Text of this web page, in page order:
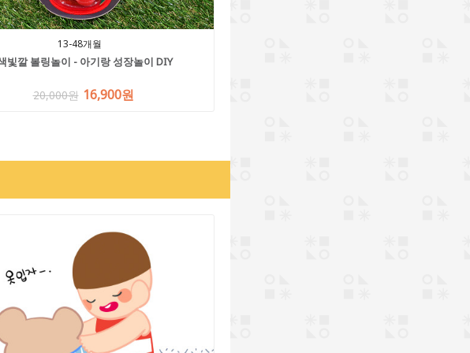
13-48개월
빛깔 볼링놀이 - 아기랑 성장놀이 DIY
20,000원 16,900원